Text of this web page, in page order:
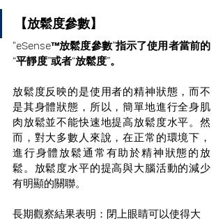
【放鬆度參數】
"eSense™放鬆度參數”指示了使用者當前的
“平靜度”或者“放鬆度”。
放鬆度反映的是使用者的精神狀態，而不
是其身體狀態，所以，簡單地進行全身肌
肉放鬆並不能快速地提高放鬆度水平。然
而，對大多數人來說，在正常的環境下，
進行身體放鬆通常有助於精神狀態的放
鬆。放鬆度水平的提高與大腦活動的減少
有明顯的關聯。
長期觀察結果表明：閉上眼睛可以使得大